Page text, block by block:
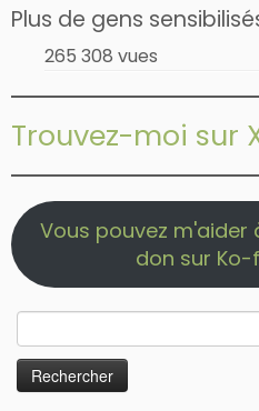
Plus de gens
265 308 vues
Trouvez-moi sur
Vous pouvez m'aider
don sur Ko-
Rechercher :